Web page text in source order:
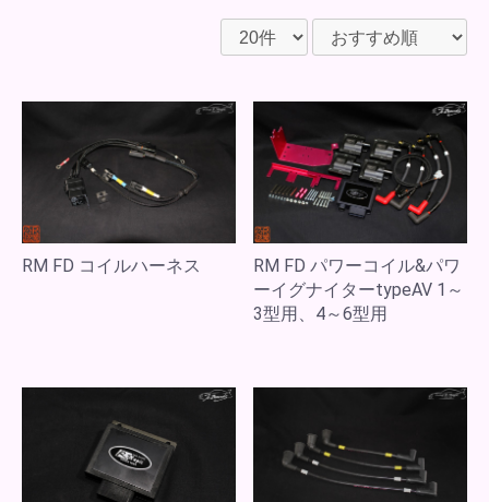
RM FD コイルハーネス
RM FD パワーコイル&パワ
ーイグナイターtypeAV 1～
3型用、4～6型用